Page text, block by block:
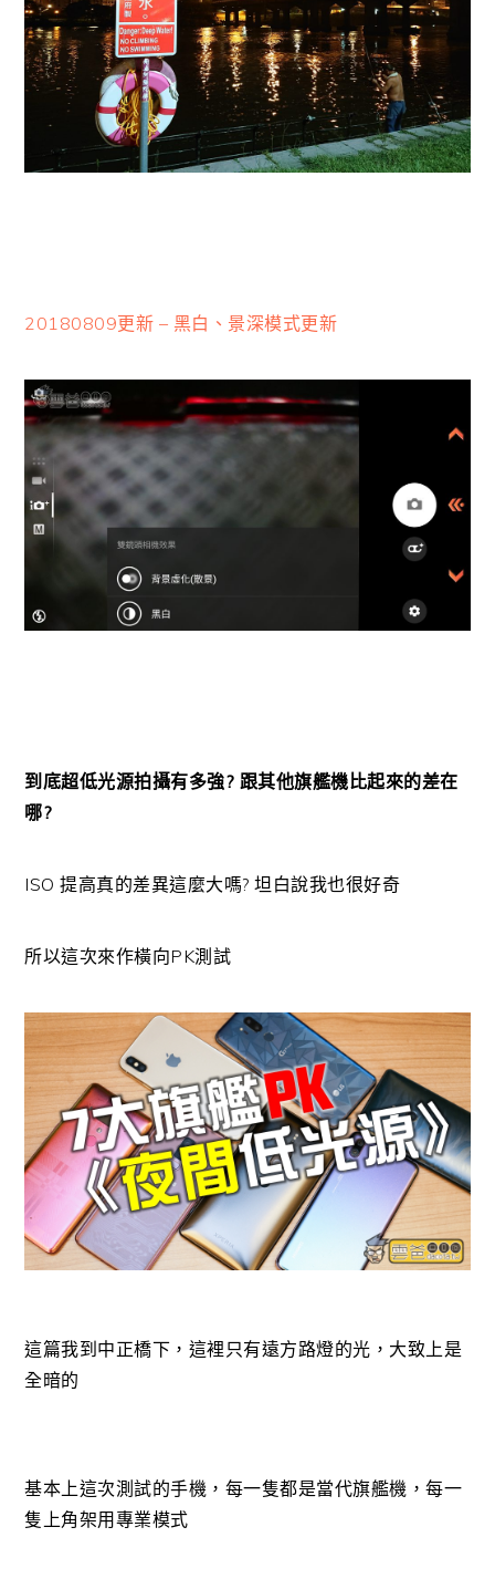
20180809更新 – 黑白、景深模式更新
到底超低光源拍攝有多強? 跟其他旗艦機比起來的差在
哪?
ISO 提高真的差異這麼大嗎? 坦白說我也很好奇
所以這次來作橫向PK測試
這篇我到中正橋下，這裡只有遠方路燈的光，大致上是
全暗的
基本上這次測試的手機，每一隻都是當代旗艦機，每一
隻上角架用專業模式